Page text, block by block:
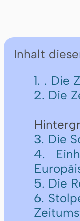
Inhalt
1. . Die
2. Die
3. Die
4.
5. Die
6.